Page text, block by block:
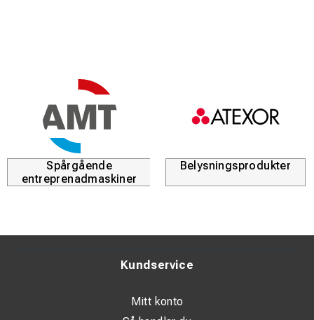
Spårgående
entreprenadmaskiner
Belysningsprodukter
Kundservice
Mitt konto